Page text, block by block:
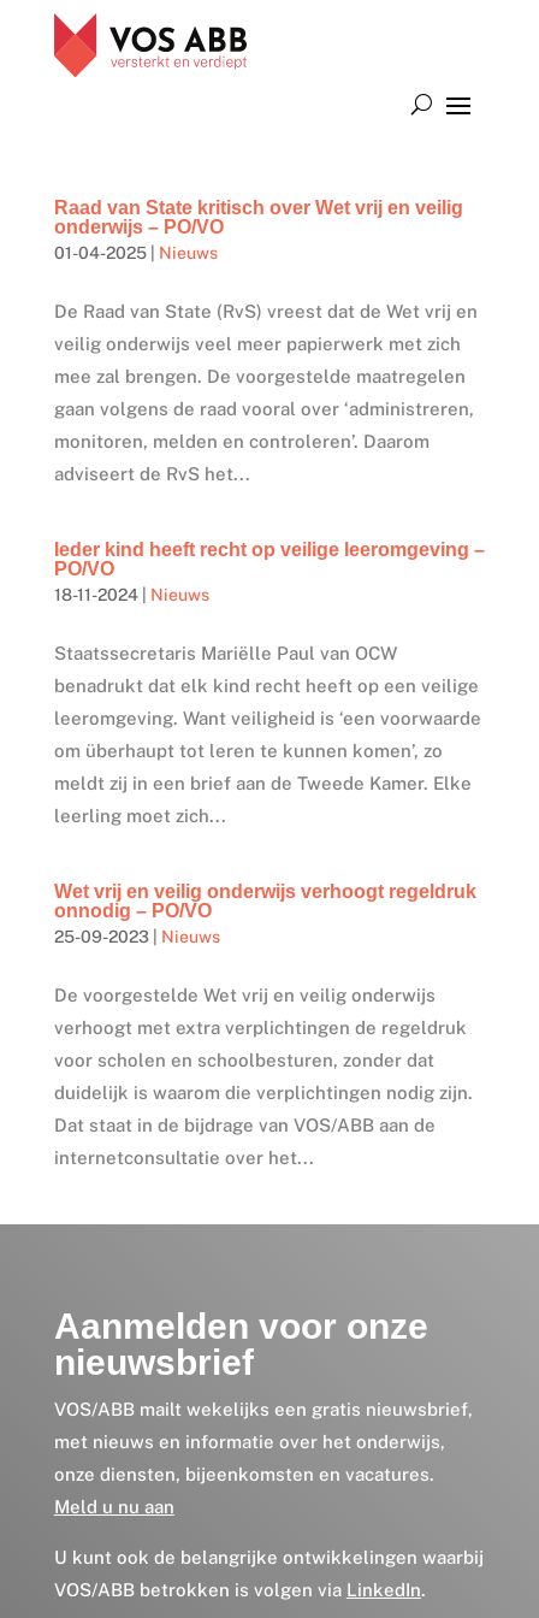
Raad van State kritisch over Wet vrij en veilig
onderwijs – PO/VO
01-04-2025| Nieuws
De Raad van State (RvS) vreest dat de Wet vrij en
veilig onderwijs veel meer papierwerk met zich
mee zal brengen. De voorgestelde maatregelen
gaan volgens de raad vooral over ‘administreren,
monitoren, melden en controleren’. Daarom
adviseert de RvS het...
Ieder kind heeft recht op veilige leeromgeving –
PO/VO
18-11-2024| Nieuws
Staatssecretaris Mariëlle Paul van OCW
benadrukt dat elk kind recht heeft op een veilige
leeromgeving. Want veiligheid is ‘een voorwaarde
om überhaupt tot leren te kunnen komen’, zo
meldt zij in een brief aan de Tweede Kamer. Elke
leerling moet zich...
Wet vrij en veilig onderwijs verhoogt regeldruk
onnodig – PO/VO
25-09-2023| Nieuws
De voorgestelde Wet vrij en veilig onderwijs
verhoogt met extra verplichtingen de regeldruk
voor scholen en schoolbesturen, zonder dat
duidelijk is waarom die verplichtingen nodig zijn.
Dat staat in de bijdrage van VOS/ABB aan de
internetconsultatie over het...
Aanmelden voor onze
nieuwsbrief
VOS/ABB mailt wekelijks een gratis nieuwsbrief,
met nieuws en informatie over het onderwijs,
onze diensten, bijeenkomsten en vacatures.
Meld u nu aan
U kunt ook de belangrijke ontwikkelingen waarbij
VOS/ABB betrokken is volgen via LinkedIn.